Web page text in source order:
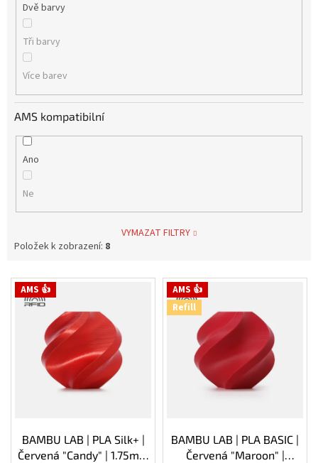
Dvě barvy
Tři barvy
Více barev
AMS kompatibilní
Ano
Ne
VYMAZAT FILTRY
Položek k zobrazení: 8
V AMS 👍
BAMBU LAB | PLA Silk+ |
Červená "Candy" | 1.75mm
AMS 👍
Refill
BAMBU LAB | PLA BASIC |
Červená "Maroon" |